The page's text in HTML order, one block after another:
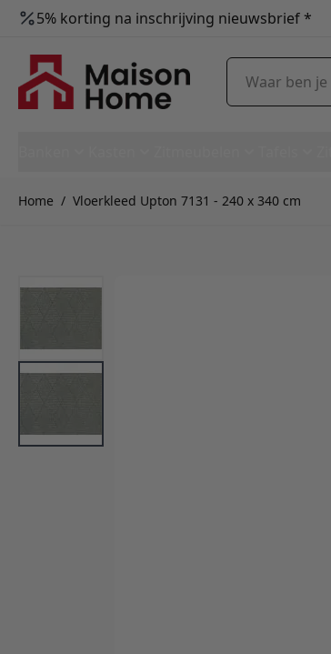
5% korting na inschrijving nieuwsbrief *
Waar ben je
Home / Vloerkleed Upton 7131 - 240 x 340 cm
Vloerkleed Upton 7131 -